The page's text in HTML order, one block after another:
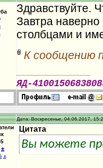
Здравствуйте.
Завтра
столбцами и
К сообщению
ЯД-
Дата: Воскресенье, 04.06.2017,
±
±
Цитата
Вы можете